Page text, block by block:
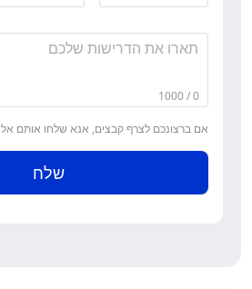
0 / 1000
אם ברצונכם לצרף קבצים, אנא שלחו אותם אל
שלח